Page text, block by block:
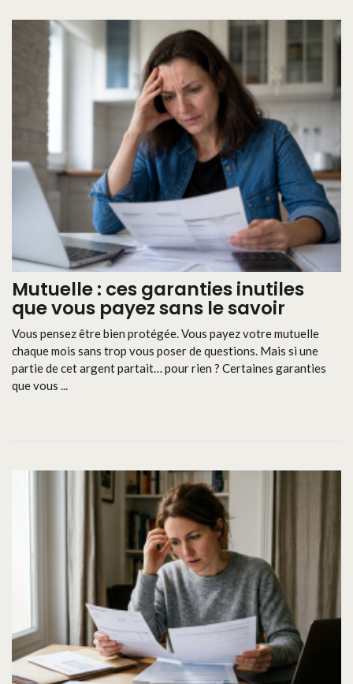
Mutuelle : ces garanties inutiles
que vous payez sans le savoir
Vous pensez être bien protégée. Vous payez votre mutuelle
chaque mois sans trop vous poser de questions. Mais si une
partie de cet argent partait… pour rien ? Certaines garanties
que vous ...